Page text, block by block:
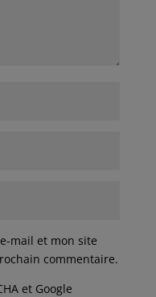
mail et mon site
commentaire.
et Google